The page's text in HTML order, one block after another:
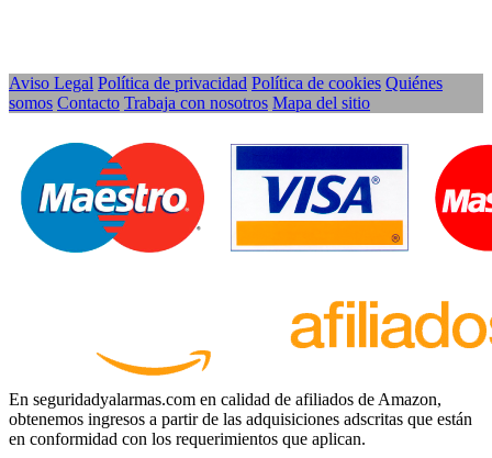
Aviso Legal Política de privacidad Política de cookies Quiénes
somos Contacto Trabaja con nosotros Mapa del sitio
En seguridadyalarmas.com en calidad de afiliados de Amazon,
obtenemos ingresos a partir de las adquisiciones adscritas que están
en conformidad con los requerimientos que aplican.